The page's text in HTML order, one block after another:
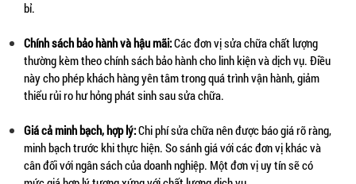
bỉ.
Chính sách bảo hành và hậu mãi: Các đơn vị sửa chữa chất lượng
thường kèm theo chính sách bảo hành cho linh kiện và dịch vụ. Điều
này cho phép khách hàng yên tâm trong quá trình vận hành, giảm
thiểu rủi ro hư hỏng phát sinh sau sửa chữa.
Giá cả minh bạch, hợp lý: Chi phí sửa chữa nên được báo giá rõ ràng,
minh bạch trước khi thực hiện. So sánh giá với các đơn vị khác và
cân đối với ngân sách của doanh nghiệp. Một đơn vị uy tín sẽ có